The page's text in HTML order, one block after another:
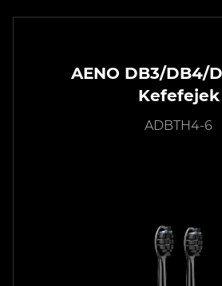
AENO DB3/DB4/
Kefefejek
ADBTH4-6